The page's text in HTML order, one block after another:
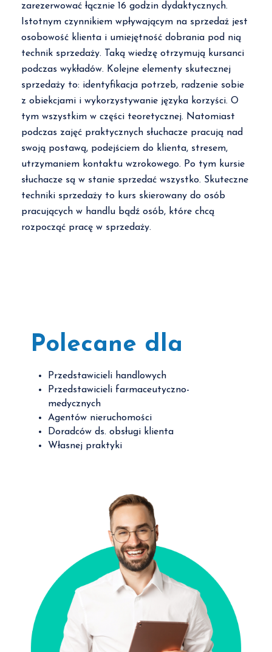
zarezerwować łącznie 16 godzin dydaktycznych.
Istotnym czynnikiem wpływającym na sprzedaż jest
osobowość klienta i umiejętność dobrania pod nią
technik sprzedaży. Taką wiedzę otrzymują kursanci
podczas wykładów. Kolejne elementy skutecznej
sprzedaży to: identyfikacja potrzeb, radzenie sobie
z obiekcjami i wykorzystywanie języka korzyści. O
tym wszystkim w części teoretycznej. Natomiast
podczas zajęć praktycznych słuchacze pracują nad
swoją postawą, podejściem do klienta, stresem,
utrzymaniem kontaktu wzrokowego. Po tym kursie
słuchacze są w stanie sprzedać wszystko. Skuteczne
techniki sprzedaży to kurs skierowany do osób
pracujących w handlu bądź osób, które chcą
rozpocząć pracę w sprzedaży.
Polecane dla
Przedstawicieli handlowych
Przedstawicieli farmaceutyczno-
medycznych
Agentów nieruchomości
Doradców ds. obsługi klienta
Własnej praktyki